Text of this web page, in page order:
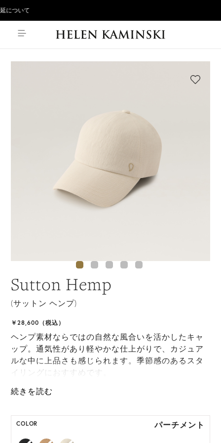
について
Sutton Hemp
(サットン ヘンプ)
￥28,600（税込）
ヘンプ素材ならではの自然な風合いを活かしたキャ
ップ。通気性があり軽やかな仕上がりで、カジュア
ルな中に上品さも感じられます。季節感のあるスタ
イリングにおすすめです。
ONE SIZE展開の商品:ONE SIZE 57.5cm
COLOR パーチメント